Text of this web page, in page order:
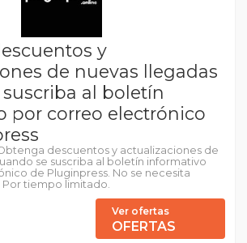
y
de nuevas llegadas
al boletín
por correo electrónico
descuentos y actualizaciones de
se suscriba al boletín informativo
de Pluginpress. No se necesita
tiempo limitado.
Ver ofertas
OFERTAS